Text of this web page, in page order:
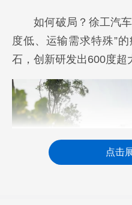
如何破局？徐工汽
度低、运输需求特殊”
石，创新研发出600度超
点击